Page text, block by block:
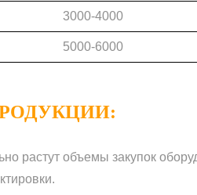
3000-4000
5000-6000
растут объемы закупок